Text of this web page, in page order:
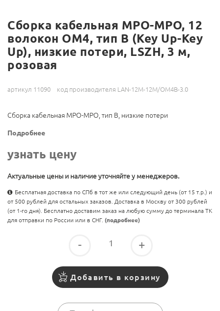
Сборка кабельная MPO-MPO, 12
волокон OM4, тип B (Key Up-Key
Up), низкие потери, LSZH, 3 м,
розовая
артикул 11090 код производителя LAN-12M-12M/OM4B-3.0
Сборка кабельная MPO-MPO, тип B, низкие потери
Подробнее
узнать цену
Актуальные цены и наличие уточняйте у менеджеров.
Бесплатная доставка по СПб в тот же или следующий день (от 15 т.р.) и
от 500 рублей для остальных заказов. Доставка в Москву от 300 рублей
(от 1-го дня). Бесплатно доставим заказ на любую сумму до терминала ТК
для отправки по России или в СНГ. (подробнее)
- +
Добавить в корзину